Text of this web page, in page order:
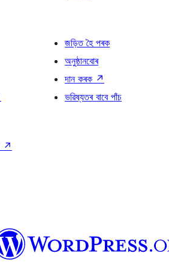
জড়িত হৈ পৰক
অনুষ্ঠানবোৰ
দান কৰক ↗
ভৱিষ্যতৰ বাবে পাঁচ
↗